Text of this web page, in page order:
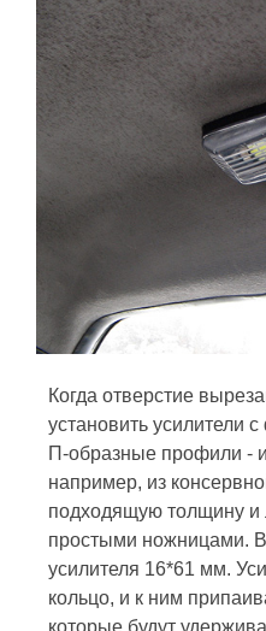
Когда отверстие
установить усилители
П-образные профили -
например, из
подходящую толщину и
простыми ножницами.
усилителя 16*61 мм.
кольцо, и к ним
которые будут